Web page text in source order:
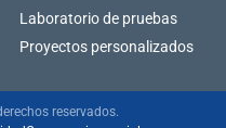
Laboratorio de pruebas
Proyectos personalizados
reservados.